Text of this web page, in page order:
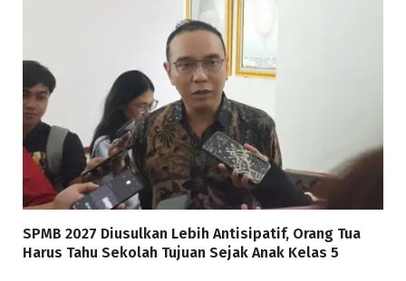
SPMB 2027 Diusulkan Lebih Antisipatif, Orang Tua
Harus Tahu Sekolah Tujuan Sejak Anak Kelas 5